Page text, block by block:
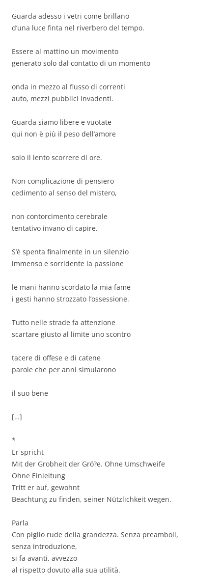
Guarda adesso i vetri come brillano
d’una luce finta nel riverbero del tempo.
Essere al mattino un movimento
generato solo dal contatto di un momento
onda in mezzo al flusso di correnti
auto, mezzi pubblici invadenti.
Guarda siamo libere e vuotate
qui non è più il peso dell’amore
solo il lento scorrere di ore.
Non complicazione di pensiero
cedimento al senso del mistero,
non contorcimento cerebrale
tentativo invano di capire.
S’è spenta finalmente in un silenzio
immenso e sorridente la passione
le mani hanno scordato la mia fame
i gesti hanno strozzato l’ossessione.
Tutto nelle strade fa attenzione
scartare giusto al limite uno scontro
tacere di offese e di catene
parole che per anni simularono
il suo bene
[…]
*
Er spricht
Mit der Grobheit der Grö?e. Ohne Umschweife
Ohne Einleitung
Tritt er auf, gewohnt
Beachtung zu finden, seiner Nützlichkeit wegen.
Parla
Con piglio rude della grandezza. Senza preamboli,
senza introduzione,
si fa avanti, avvezzo
al rispetto dovuto alla sua utilità.